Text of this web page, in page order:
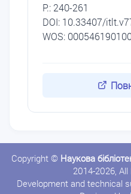
P.: 240-261
DОI: 10.33407/
WOS:
Copyright © Наукова
2014-2026,
Development and technical